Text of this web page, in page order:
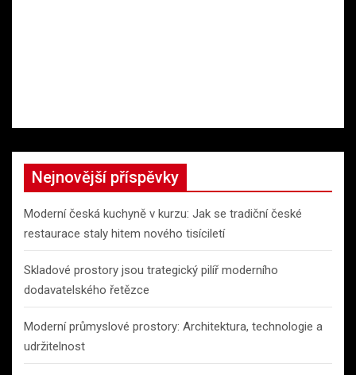
Nejnovější příspěvky
Moderní česká kuchyně v kurzu: Jak se tradiční české
restaurace staly hitem nového tisíciletí
Skladové prostory jsou trategický pilíř moderního
dodavatelského řetězce
Moderní průmyslové prostory: Architektura, technologie a
udržitelnost